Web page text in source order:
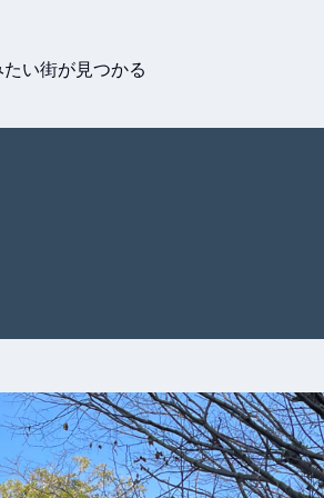
い街が見つかる